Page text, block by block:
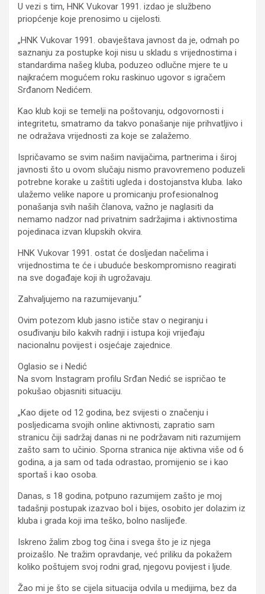
U vezi s tim, HNK Vukovar 1991. izdao je službeno
priopćenje koje prenosimo u cijelosti.
„HNK Vukovar 1991. obavještava javnost da je, odmah po
saznanju za postupke koji nisu u skladu s vrijednostima i
standardima našeg kluba, poduzeo odlučne mjere te u
najkraćem mogućem roku raskinuo ugovor s igračem
Srđanom Nedićem.
Kao klub koji se temelji na poštovanju, odgovornosti i
integritetu, smatramo da takvo ponašanje nije prihvatljivo i
ne odražava vrijednosti za koje se zalažemo.
Ispričavamo se svim našim navijačima, partnerima i široj
javnosti što u ovom slučaju nismo pravovremeno poduzeli
potrebne korake u zaštiti ugleda i dostojanstva kluba. Iako
ulažemo velike napore u promicanju profesionalnog
ponašanja svih naših članova, važno je naglasiti da
nemamo nadzor nad privatnim sadržajima i aktivnostima
pojedinaca izvan klupskih okvira.
HNK Vukovar 1991. ostat će dosljedan načelima i
vrijednostima te će i ubuduće beskompromisno reagirati
na sve događaje koji ih ugrožavaju.
Zahvaljujemo na razumijevanju.“
Ovim potezom klub jasno ističe stav o negiranju i
osuđivanju bilo kakvih radnji i istupa koji vrijeđaju
nacionalnu povijest i osjećaje zajednice.
Oglasio se i Nedić
Na svom Instagram profilu Srđan Nedić se ispričao te
pokušao objasniti situaciju.
„Kao dijete od 12 godina, bez svijesti o značenju i
posljedicama svojih online aktivnosti, zapratio sam
stranicu čiji sadržaj danas ni ne podržavam niti razumijem
zašto sam to učinio. Sporna stranica nije aktivna više od 6
godina, a ja sam od tada odrastao, promijenio se i kao
sportaš i kao osoba.
Danas, s 18 godina, potpuno razumijem zašto je moj
tadašnji postupak izazvao bol i bijes, osobito jer dolazim iz
kluba i grada koji ima teško, bolno naslijeđe.
Iskreno žalim zbog tog čina i svega što je iz njega
proizašlo. Ne tražim opravdanje, već priliku da pokažem
koliko poštujem svoj rodni grad, njegovu povijest i ljude.
Žao mi je što se cijela situacija odvila u medijima, bez da